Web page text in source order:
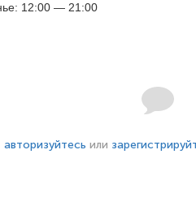
12:00 — 21:00
авторизуйтесь или